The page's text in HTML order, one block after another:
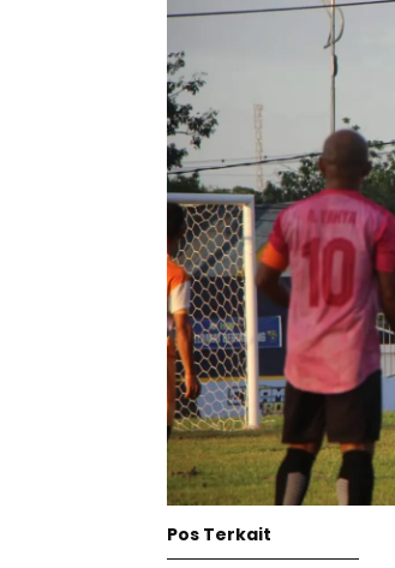
Pos Terkait